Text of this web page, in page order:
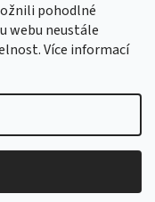
pohodlné
webu neustále
Více informací
práva vyhrazena.